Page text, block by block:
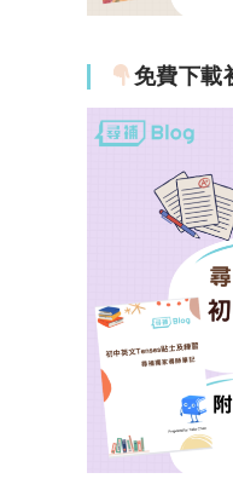
免費下載